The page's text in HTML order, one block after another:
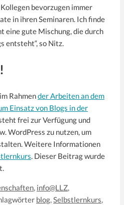
bevorzugen immer
in ihren Seminaren. Ich finde
eine gute Mischung, die durch
entsteht“, so Nitz.
Rahmender Arbeiten an dem
Einsatz von Blogs in der
frei zur Verfügung und
WordPress zu nutzen, um
Weitere Informationen
. Dieser Beitrag wurde
, info@LLZ,
blog,Selbstlernkurs,